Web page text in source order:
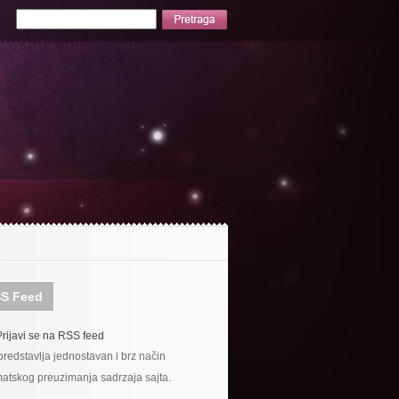
Feed
se na RSS feed
jednostavan i brz način
preuzimanja sadrzaja sajta.